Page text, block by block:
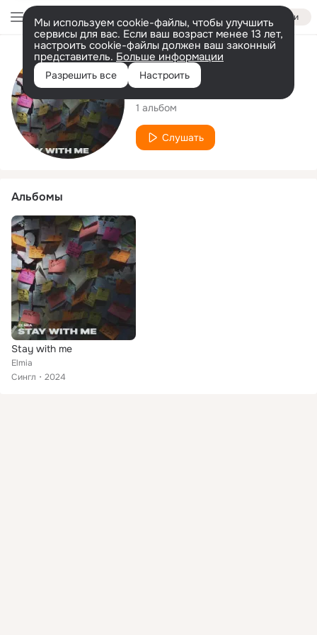
Войти
Мы используем cookie-файлы, чтобы улучшить
сервисы для вас. Если ваш возраст менее 13 лет,
настроить cookie-файлы должен ваш законный
представитель. Больше информации
Разрешить все Настроить
Исполнитель
Elmia
1 альбом
Слушать
Альбомы
Stay with me
Elmia
Сингл
2024